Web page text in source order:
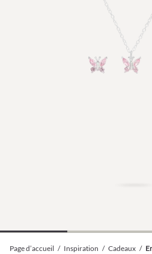
Page d’accueil / Inspiration / Cadeaux /